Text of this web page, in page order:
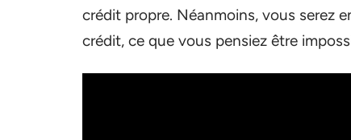
crédit propre. Néanmoins, vous serez
crédit, ce que vous pensiez être